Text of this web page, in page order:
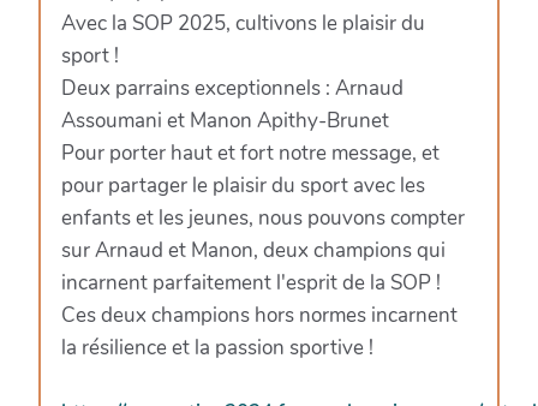
Avec la SOP 2025, cultivons le plaisir du
sport !
Deux parrains exceptionnels : Arnaud
Assoumani et Manon Apithy-Brunet
Pour porter haut et fort notre message, et
pour partager le plaisir du sport avec les
enfants et les jeunes, nous pouvons compter
sur Arnaud et Manon, deux champions qui
incarnent parfaitement l'esprit de la SOP !
Ces deux champions hors normes incarnent
la résilience et la passion sportive !